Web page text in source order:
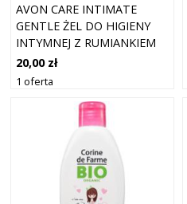
AVON CARE INTIMATE
GENTLE ŻEL DO HIGIENY
INTYMNEJ Z RUMIANKIEM
250 ML
20,00 zł
1 oferta